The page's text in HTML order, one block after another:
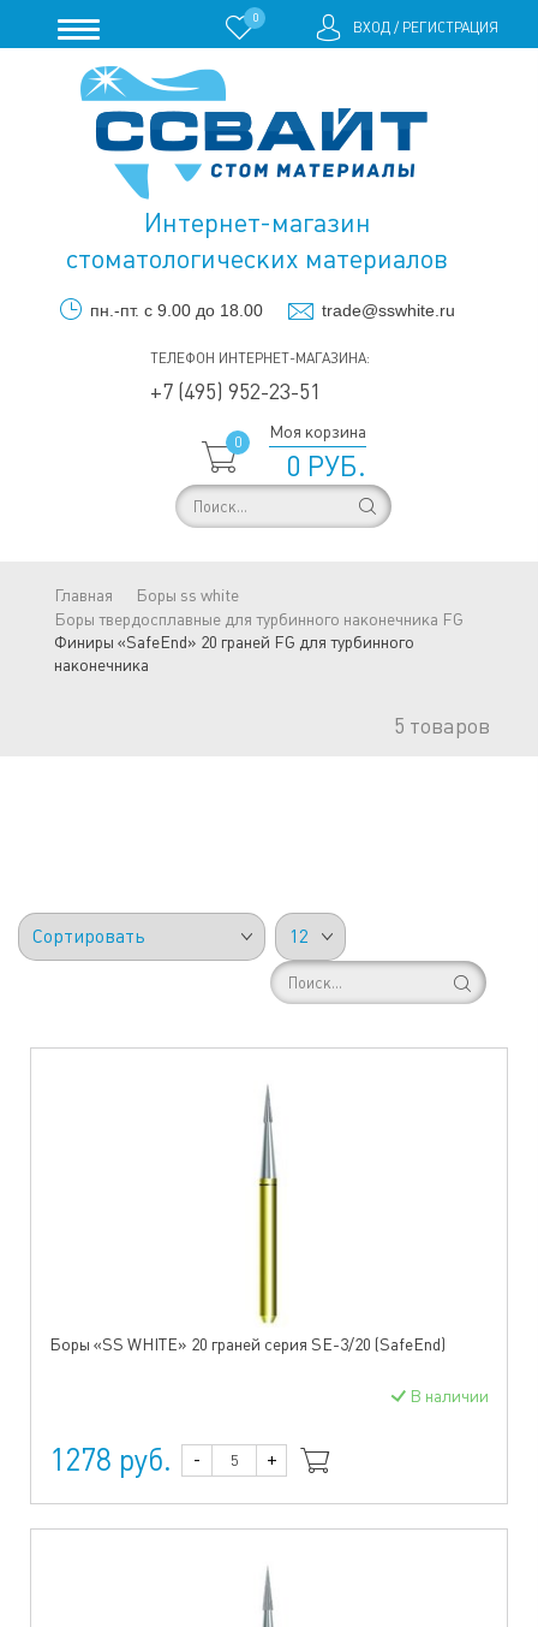
0
ВХОД/ РЕГИСТРАЦИЯ
Интернет-магазин
стоматологических материалов
пн.-пт. с 9.00 до 18.00 trade@sswhite.ru
ТЕЛЕФОН ИНТЕРНЕТ-МАГАЗИНА:
+7 (495) 952-23-51
0
Моя корзина
0 РУБ.
Главная
Боры ss white
Боры твердосплавные для турбинного наконечника FG
Финиры «SafeEnd» 20 граней FG для турбинного
наконечника
5 товаров
Боры «SS WHITE» 20 граней серия SE-3/20 (SafeEnd)
В наличии
1278 руб. - +